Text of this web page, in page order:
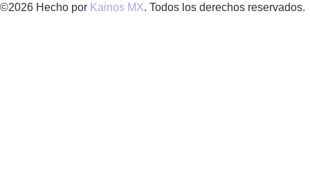
©2026 Hecho por Kainos MX. Todos los derechos reservados.